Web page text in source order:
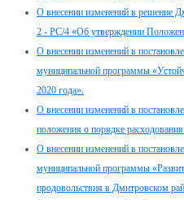
О внесении изменений в решение
2 - РС/4 «Об утверждении
О внесении изменений в
муниципальной программы
2020 года».
О внесении изменений в
положения о порядке
О внесении изменений в
муниципальной программы
продовольствия в Дмитровском